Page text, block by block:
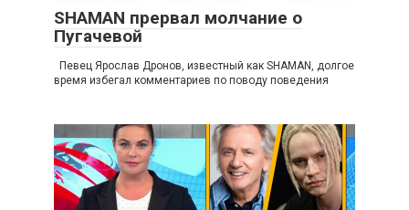
SHAMAN прервал молчание о
Пугачевой
Певец Ярослав Дронов, известный как SHAMAN, долгое
время избегал комментариев по поводу поведения